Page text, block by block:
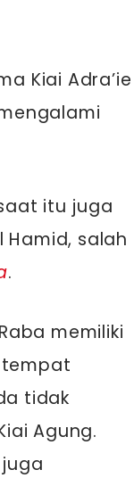
Kiai Adra’ie
itu juga
Hamid, salah
.
memiliki
tempat
tidak
Agung.